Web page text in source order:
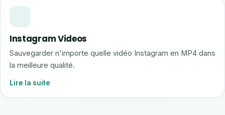
Instagram Videos
Sauvegarder n'importe quelle vidéo Instagram en MP4 dans
la meilleure qualité.
Lire la suite